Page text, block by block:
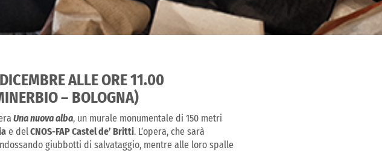
ALLE ORE 11.00
– BOLOGNA)
Una nuova alba, un murale monumentale di 150 metri
e delCNOS-FAP Castel de’ Britti. L’opera, che sarà
giubbotti di salvataggio, mentre alle loro spalle